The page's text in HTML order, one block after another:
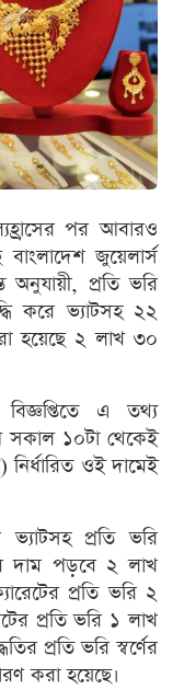
পর আবারও
বাংলাদেশ জুয়েলার্স
অনুযায়ী, প্রতি ভরি
করে ভ্যাটসহ ২২
হয়েছে ২ লাখ ৩০
এ তথ্য
সকাল ১০টা থেকেই
ওই দামেই
প্রতি ভরি
দাম পড়বে ২ লাখ
প্রতি ভরি ২
প্রতি ভরি ১ লাখ
প্রতি ভরি স্বর্ণের
করা হয়েছে।